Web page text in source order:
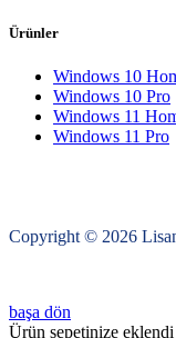
Ürünler
Windows 10
Windows 10 Pro
Windows 11
Windows 11 Pro
Copyright © 2026
başa dön
Ürün sepetinize eklendi